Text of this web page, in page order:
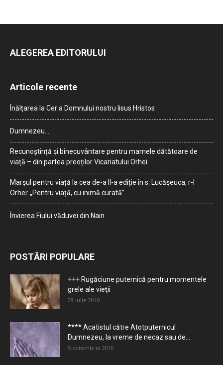
ALEGEREA EDITORULUI
Articole recente
Înălțarea la Cer a Domnului nostru Iisus Hristos
Dumnezeu…
Recunoștință și binecuvântare pentru mamele dătătoare de
viață – din partea preoților Vicariatului Orhei
Marșul pentru viață la cea de-a II-a ediție în s. Lucășeuca, r-l
Orhei: „Pentru viață, cu inimă curată”
Învierea Fiului văduvei din Nain
POSTĂRI POPULARE
+++ Rugăciune puternică pentru momentele
grele ale vieţii
28 iulie 2010
**** Acatistul către Atotputernicul
Dumnezeu, la vreme de necaz sau de...
5 octombrie 2010